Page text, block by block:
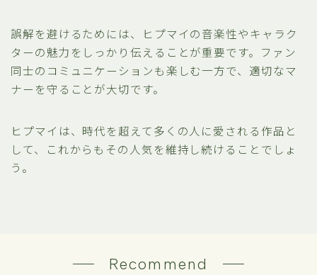
誤解を避けるためには、ヒプマイの音楽性やキャラク
ターの魅力をしっかり伝えることが重要です。ファン
同士のコミュニケーションも楽しむ一方で、適切なマ
ナーを守ることが大切です。
ヒプマイは、時代を超えて多くの人に愛される作品と
して、これからもその人気を維持し続けることでしょ
う。
Recommend